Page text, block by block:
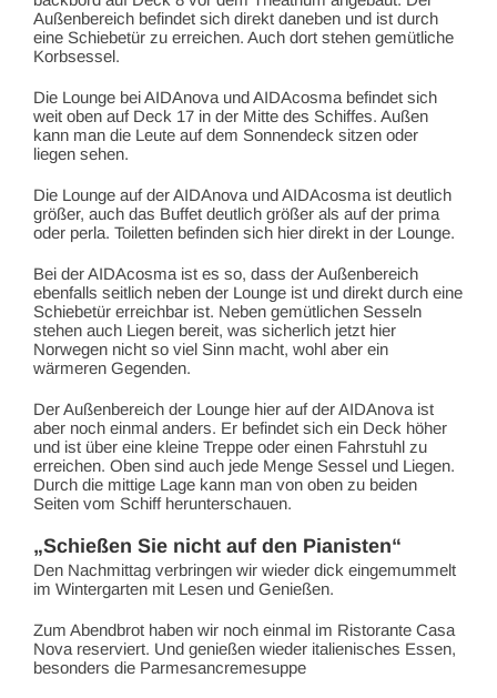
Außenbereich befindet sich direkt daneben und ist durch
eine Schiebetür zu erreichen. Auch dort stehen gemütliche
Korbsessel.
Die Lounge bei AIDAnova und AIDAcosma befindet sich
weit oben auf Deck 17 in der Mitte des Schiffes. Außen
kann man die Leute auf dem Sonnendeck sitzen oder
liegen sehen.
Die Lounge auf der AIDAnova und AIDAcosma ist deutlich
größer, auch das Buffet deutlich größer als auf der prima
oder perla. Toiletten befinden sich hier direkt in der Lounge.
Bei der AIDAcosma ist es so, dass der Außenbereich
ebenfalls seitlich neben der Lounge ist und direkt durch eine
Schiebetür erreichbar ist. Neben gemütlichen Sesseln
stehen auch Liegen bereit, was sicherlich jetzt hier
Norwegen nicht so viel Sinn macht, wohl aber ein
wärmeren Gegenden.
Der Außenbereich der Lounge hier auf der AIDAnova ist
aber noch einmal anders. Er befindet sich ein Deck höher
und ist über eine kleine Treppe oder einen Fahrstuhl zu
erreichen. Oben sind auch jede Menge Sessel und Liegen.
Durch die mittige Lage kann man von oben zu beiden
Seiten vom Schiff herunterschauen.
„Schießen Sie nicht auf den Pianisten“
Den Nachmittag verbringen wir wieder dick eingemummelt
im Wintergarten mit Lesen und Genießen.
Zum Abendbrot haben wir noch einmal im Ristorante Casa
Nova reserviert. Und genießen wieder italienisches Essen,
besonders die Parmesancremesuppe